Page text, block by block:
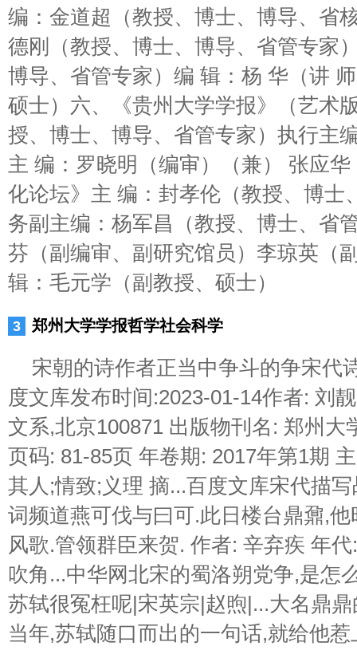
编：金道超（教授、博士、博导、省
德刚（教授、博士、博导、省管专家
博导、省管专家）编 辑：杨 华（讲
硕士）六、《贵州大学学报》（艺术
授、博士、博导、省管专家）执行主
主 编：罗晓明（编审）（兼） 张应
化论坛》主 编：封孝伦（教授、博士
务副主编：杨军昌（教授、博士、省
芬（副编审、副研究馆员）李琼英（
辑：毛元学（副教授、硕士）
郑州大学学报哲学社会科学
宋朝的诗作者正当中争斗的争宋代
度文库发布时间:2023-01-14作者: 刘
文系,北京100871 出版物刊名: 郑州大
页码: 81-85页 年卷期: 2017年第1期
其人;情致;义理 摘...百度文库宋代描
词频道燕可伐与曰可.此日楼台鼎鼐,
风歌.管领群臣来贺. 作者: 辛弃疾 年
吹角...中华网北宋的蜀洛朔党争,是怎
苏轼很冤枉呢|宋英宗|赵煦|...大名鼎
当年,苏轼随口而出的一句话,就给他